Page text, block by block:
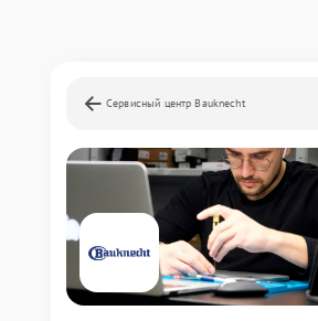
Сервисный центр Bauknecht